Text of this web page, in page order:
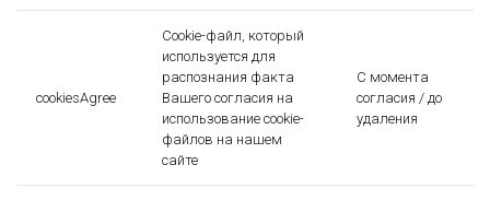
cookiesAgree
Cookie-файл, который
используется для
распознания факта
Вашего согласия на
использование cookie-
файлов на нашем
сайте
С момента
согласия / до
удаления